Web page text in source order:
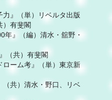
』（単）リベルタ出版
）有斐閣
年』（編）清水・舘野・
（共）有斐閣
ーム考』（単）東京新
共）清水・野口、リベ